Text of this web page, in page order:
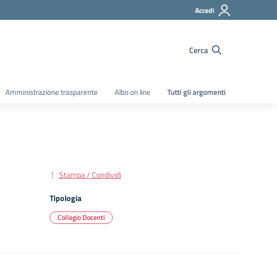
Accedi
Cerca
Amministrazione trasparente Albo on line Tutti gli argomenti
Stampa / Condividi
Tipologia
Collegio Docenti